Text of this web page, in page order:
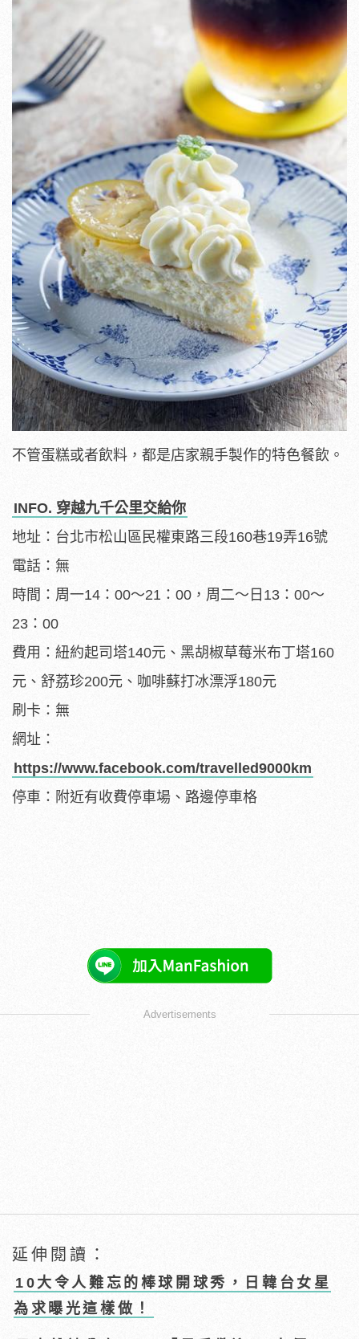
不管蛋糕或者飲料，都是店家親手製作的特色餐飲。
INFO. 穿越九千公里交給你
地址：台北市松山區民權東路三段160巷19弄16號
電話：無
時間：周一14：00～21：00，周二～日13：00～
23：00
費用：紐約起司塔140元、黑胡椒草莓米布丁塔160
元、舒荔珍200元、咖啡蘇打冰漂浮180元
刷卡：無
網址：
https://www.facebook.com/travelled9000km
停車：附近有收費停車場、路邊停車格
Advertisements
延伸閱讀：
10大令人難忘的棒球開球秀，日韓台女星
為求曝光這樣做！